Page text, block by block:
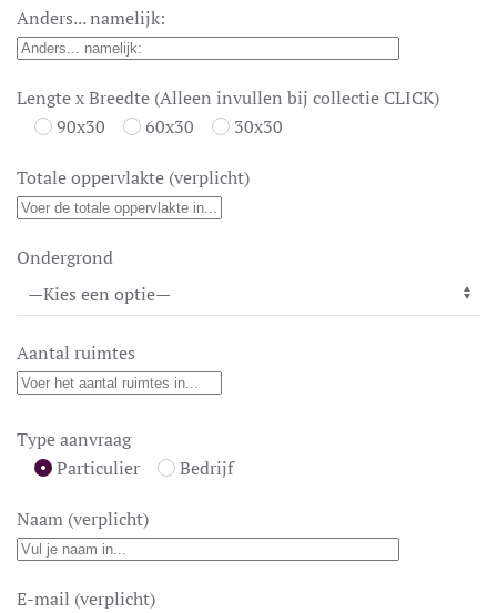
Anders... namelijk:
Lengte x Breedte (Alleen invullen bij collectie CLICK)
90x30
60x30 30x30
Totale oppervlakte (verplicht)
Ondergrond
Aantal ruimtes
Type aanvraag
Particulier
Bedrijf
Naam (verplicht)
E-mail (verplicht)